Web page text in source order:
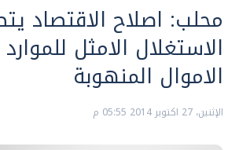
محلب: اصلاح الاقتصاد
الاستغلال الامثل
الاموال المنهوبة
الإثنين، 27 اكتوبر 2014 05:55 م